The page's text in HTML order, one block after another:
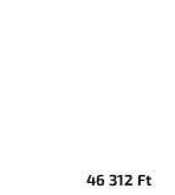
46 312 Ft